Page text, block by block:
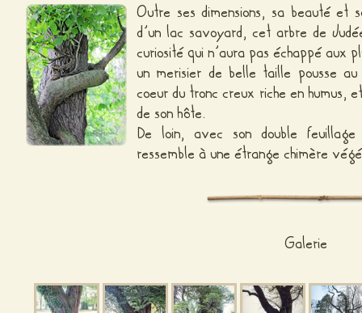
Outre ses dimensions, sa beauté et
d’un lac savoyard, cet arbre de
curiosité qui n’aura pas échappé aux
un merisier de belle taille pousse
coeur du tronc creux riche en humus,
de son hôte.
De loin, avec son double
ressemble à une étrange chimère
Galerie